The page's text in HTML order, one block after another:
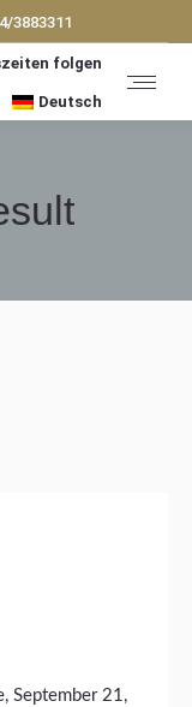
3883311
folgen
Deutsch
September 21,